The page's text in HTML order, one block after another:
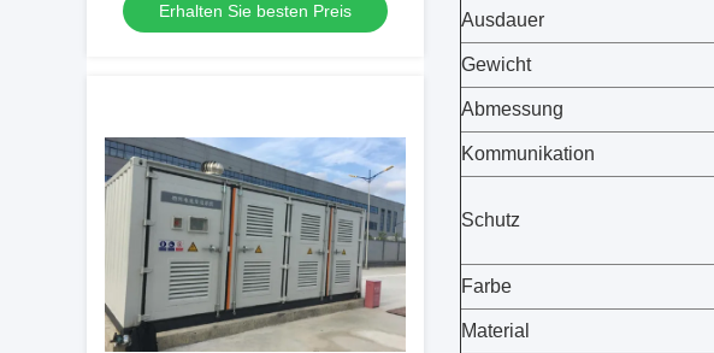
saubere Energielösungen
Erhalten Sie besten Preis Ausdauer
Gewicht
Abmessung
Kommunikation
Schutz
Farbe
Material